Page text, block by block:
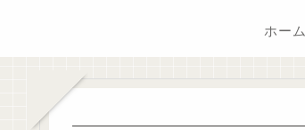
ホーム